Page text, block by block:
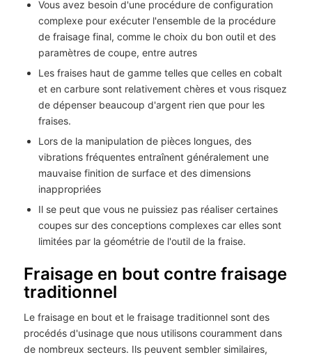
Vous avez besoin d'une procédure de configuration
complexe pour exécuter l'ensemble de la procédure
de fraisage final, comme le choix du bon outil et des
paramètres de coupe, entre autres
Les fraises haut de gamme telles que celles en cobalt
et en carbure sont relativement chères et vous risquez
de dépenser beaucoup d'argent rien que pour les
fraises.
Lors de la manipulation de pièces longues, des
vibrations fréquentes entraînent généralement une
mauvaise finition de surface et des dimensions
inappropriées
Il se peut que vous ne puissiez pas réaliser certaines
coupes sur des conceptions complexes car elles sont
limitées par la géométrie de l'outil de la fraise.
Fraisage en bout contre fraisage
traditionnel
Le fraisage en bout et le fraisage traditionnel sont des
procédés d'usinage que nous utilisons couramment dans
de nombreux secteurs. Ils peuvent sembler similaires,